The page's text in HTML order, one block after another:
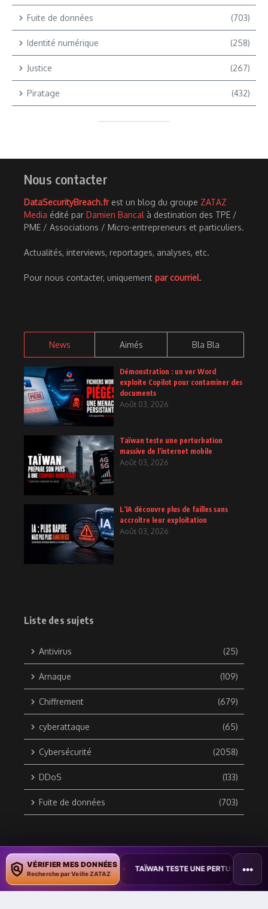
Fuite de données (703)
Identité numérique (258)
Justice (267)
Piratage (432)
Nous contacter
DataSecurityBreach.frest un blog du groupe ZATAZ
Media édité par Damien Bancal à destination des TPE /
PME / Associations / Micro-entrepreneurs et particuliers.
Actualités, interviews, reportages, analyses, etc.
Pour nous contacter, uniquement par courriel.
News Aimés Bla Bla
Démonstration : un ver Word
exploite Copilot pour contaminer des
documents
Août 03, 2026
Taïwan teste une perturbation
massive de l’internet mobile
Août 03, 2026
L’IA découvre plus de failles sans
accroître leur exploitation
Août 03, 2026
Liste des sujets
Antivirus (25)
Arnaque (109)
Chiffrement (679)
cyberattaque (65)
Cybersécurité (2058)
DDoS (133)
Fuite de données (703)
Copyright © 2010 / 2026 DATA SECURITY BREACH - Groupe
ZATAZ Média
VÉRIFIER MES DONNÉES
Recherche par Veille ZATAZ
DOCUMENTS • TAÏWAN TESTE UNE PERTURBATION MASSIVE DE
•••